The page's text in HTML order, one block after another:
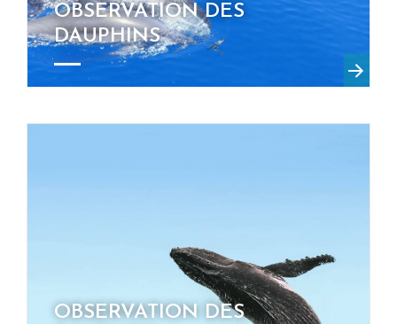
OBSERVATION DES
DAUPHINS
OBSERVATION DES